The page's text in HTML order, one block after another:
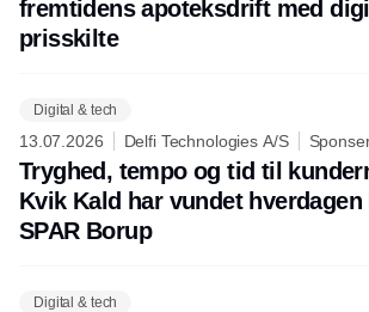
fremtidens apoteksdrift med
prisskilte
Digital & tech
13.07.2026 Delfi Technologies A/S
Tryghed, tempo og tid til
Kvik Kald har vundet hverdagen
SPAR Borup
Digital & tech